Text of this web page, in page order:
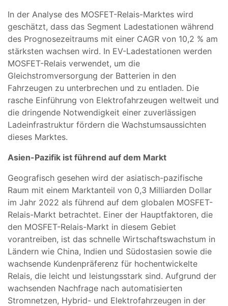
In der Analyse des MOSFET-Relais-Marktes wird
geschätzt, dass das Segment Ladestationen während
des Prognosezeitraums mit einer CAGR von 10,2 % am
stärksten wachsen wird. In EV-Ladestationen werden
MOSFET-Relais verwendet, um die
Gleichstromversorgung der Batterien in den
Fahrzeugen zu unterbrechen und zu entladen. Die
rasche Einführung von Elektrofahrzeugen weltweit und
die dringende Notwendigkeit einer zuverlässigen
Ladeinfrastruktur fördern die Wachstumsaussichten
dieses Marktes.
Asien-Pazifik ist führend auf dem Markt
Geografisch gesehen wird der asiatisch-pazifische
Raum mit einem Marktanteil von 0,3 Milliarden Dollar
im Jahr 2022 als führend auf dem globalen MOSFET-
Relais-Markt betrachtet. Einer der Hauptfaktoren, die
den MOSFET-Relais-Markt in diesem Gebiet
vorantreiben, ist das schnelle Wirtschaftswachstum in
Ländern wie China, Indien und Südostasien sowie die
wachsende Kundenpräferenz für hochentwickelte
Relais, die leicht und leistungsstark sind. Aufgrund der
wachsenden Nachfrage nach automatisierten
Stromnetzen, Hybrid- und Elektrofahrzeugen in der